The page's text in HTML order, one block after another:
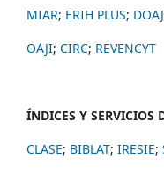
MIAR; ERIH PLUS; DOAJ
OAJI; CIRC; REVENCYT
ÍNDICES Y SERVICIOS
CLASE; BIBLAT; IRESIE;